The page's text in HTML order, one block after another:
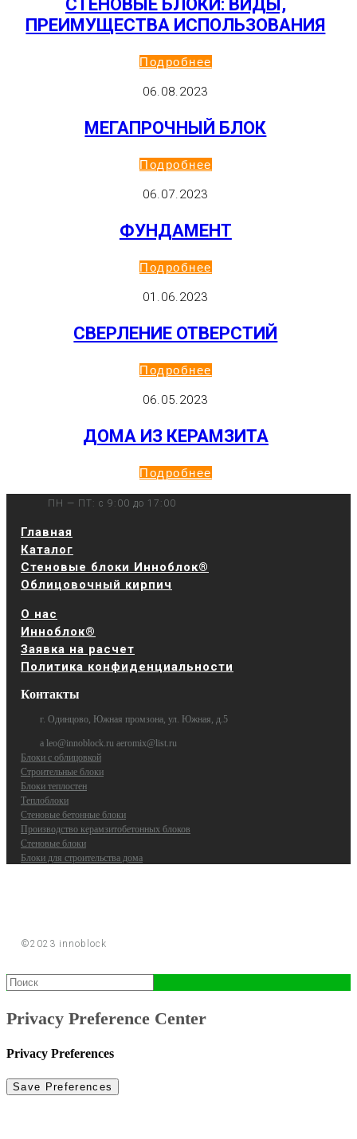
СТЕНОВЫЕ БЛОКИ: ВИДЫ,
ПРЕИМУЩЕСТВА ИСПОЛЬЗОВАНИЯ
Подробнее
06.08.2023
МЕГАПРОЧНЫЙ БЛОК
Подробнее
06.07.2023
ФУНДАМЕНТ
Подробнее
01.06.2023
СВЕРЛЕНИЕ ОТВЕРСТИЙ
Подробнее
06.05.2023
ДОМА ИЗ КЕРАМЗИТА
Подробнее
ПН — ПТ: с 9:00 до 17:00
Главная
Каталог
Стеновые блоки Инноблок®
Облицовочный кирпич
О нас
Инноблок®
Заявка на расчет
Политика конфиденциальности
Контакты
г. Одинцово, Южная промзона, ул. Южная, д.5
a leo@innoblock.ru aeromix@list.ru
Блоки с облицовкой
Строительные блоки
Блоки теплостен
Теплоблоки
Стеновые бетонные блоки
Производство керамзитобетонных блоков
Стеновые блоки
Блоки для строительства дома
©2023 innoblock
Privacy Preference Center
Privacy Preferences